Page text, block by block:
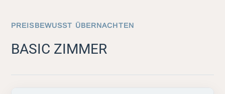
PREISBEWUSST ÜBERNACHTEN
BASIC ZIMMER